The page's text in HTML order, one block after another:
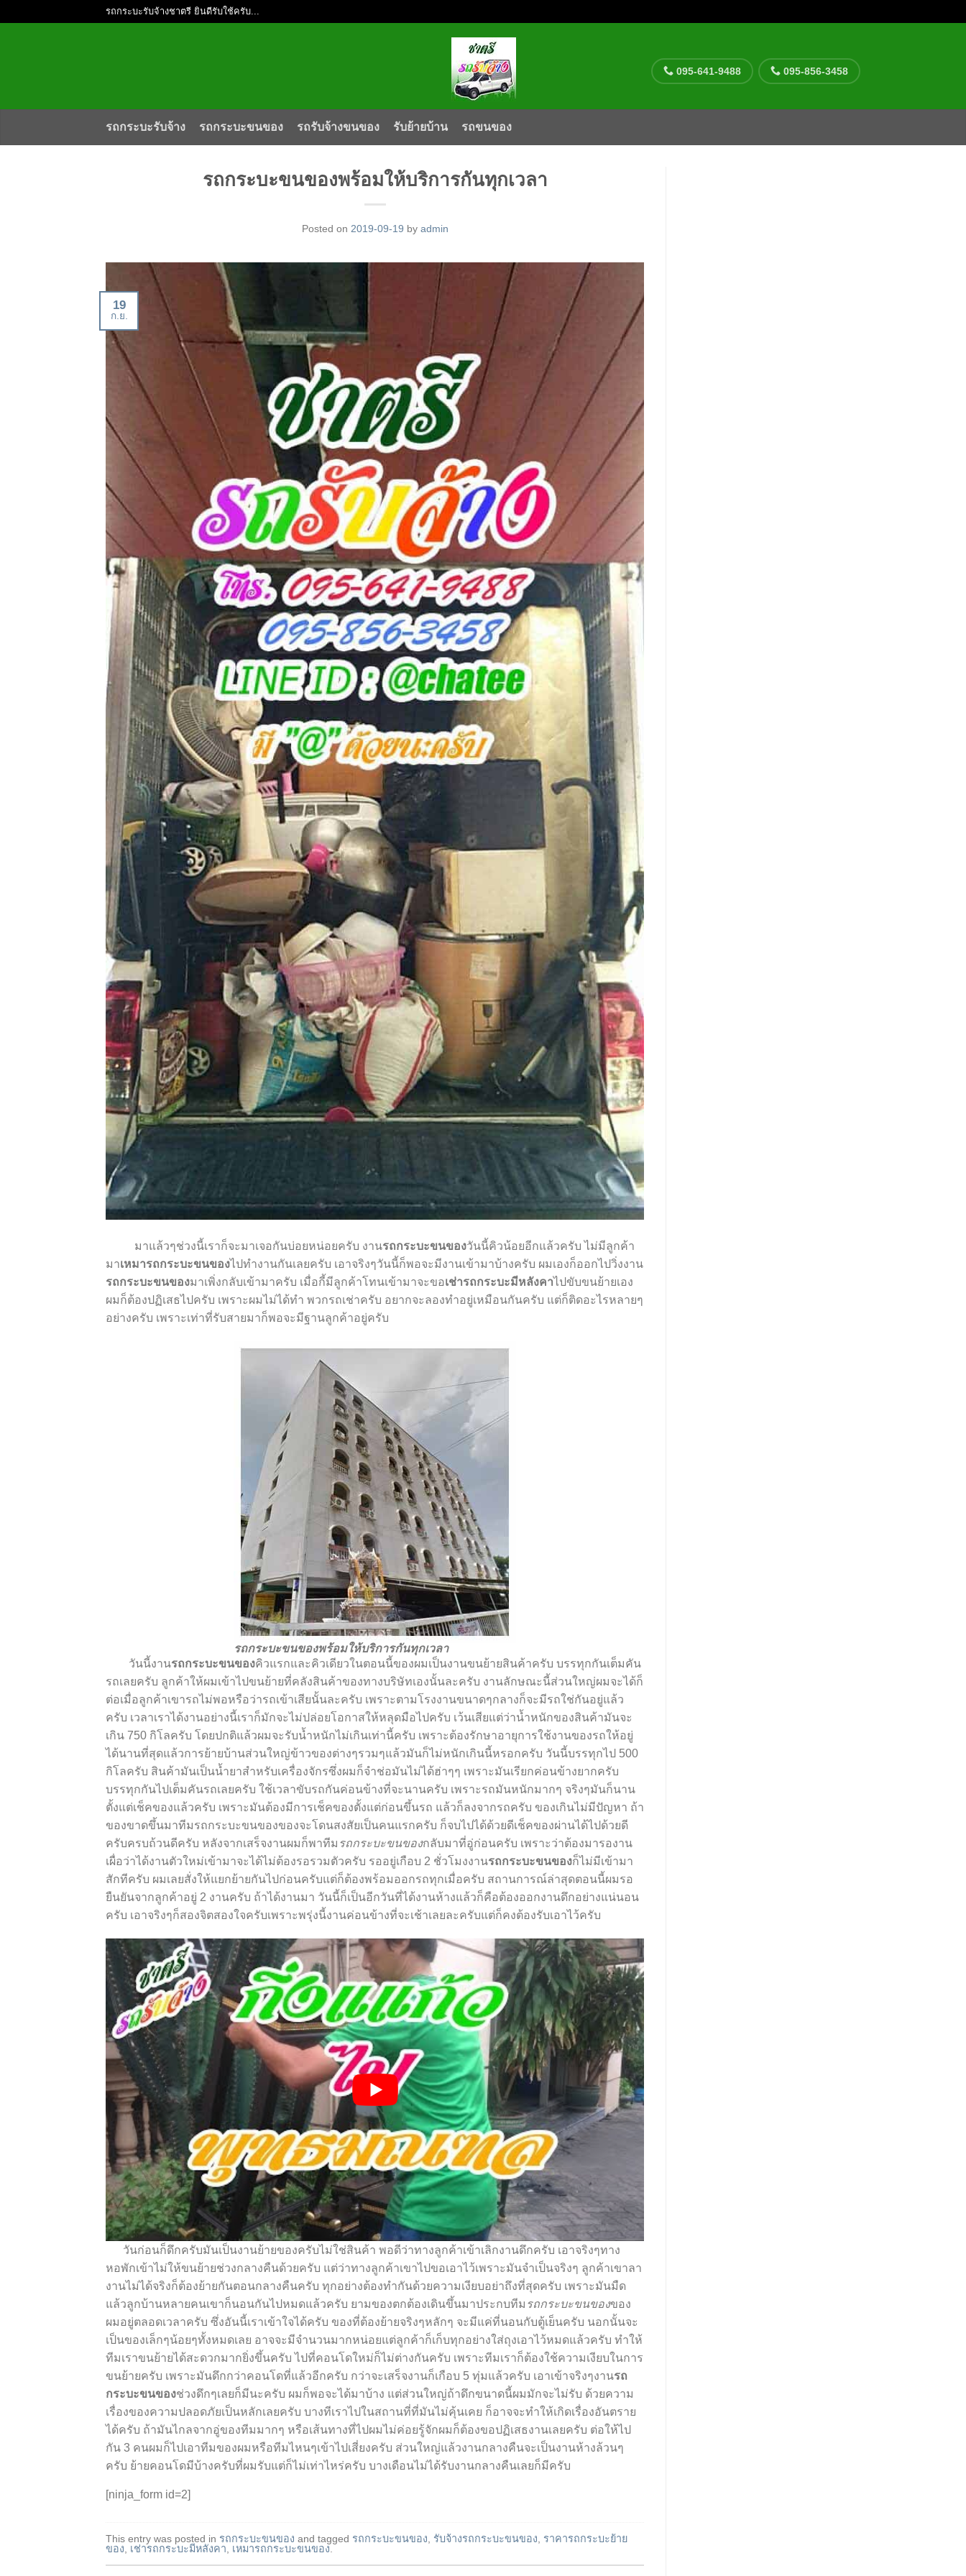
รถกระบะรับจ้างชาตรี ยินดีรับใช้ครับ...
095-641-9488 095-856-3458
รถกระบะรับจ้าง รถกระบะขนของ รถรับจ้างขนของ รับย้ายบ้าน รถขนของ
รถกระบะขนของพร้อมให้บริการกันทุกเวลา
Posted on 2019-09-19 by admin
19
ก.ย.
มาแล้วๆช่วงนี้เราก็จะมาเจอกันบ่อยหน่อยครับ งานรถกระบะขนของวันนี้คิวน้อยอีกแล้วครับ ไม่มีลูกค้า
มาเหมารถกระบะขนของไปทำงานกันเลยครับ เอาจริงๆวันนี้ก็พอจะมีงานเข้ามาบ้างครับ ผมเองก็ออกไปวิ่งงาน
รถกระบะขนของมาเพิ่งกลับเข้ามาครับ เมื่อกี้มีลูกค้าโทนเข้ามาจะขอเช่ารถกระบะมีหลังคาไปขับขนย้ายเอง
ผมก็ต้องปฏิเสธไปครับ เพราะผมไม่ได้ทำ พวกรถเช่าครับ อยากจะลองทำอยู่เหมือนกันครับ แต่ก็ติดอะไรหลายๆ
อย่างครับ เพราะเท่าที่รับสายมาก็พอจะมีฐานลูกค้าอยู่ครับ
รถกระบะขนของพร้อมให้บริการกันทุกเวลา
วันนี้งานรถกระบะขนของคิวแรกและคิวเดียวในตอนนี้ของผมเป็นงานขนย้ายสินค้าครับ บรรทุกกันเต็มคัน
รถเลยครับ ลูกค้าให้ผมเข้าไปขนย้ายที่คลังสินค้าของทางบริษัทเองนั้นละครับ งานลักษณะนี้ส่วนใหญ่ผมจะได้ก็
ต่อเมื่อลูกค้าเขารถไม่พอหรือว่ารถเข้าเสียนั้นละครับ เพราะตามโรงงานขนาดๆกลางก็จะมีรถใช่กันอยู่แล้ว
ครับ เวลาเราได้งานอย่างนี้เราก็มักจะไม่ปล่อยโอกาสให้หลุดมือไปครับ เว้นเสียแต่ว่าน้ำหนักของสินค้ามันจะ
เกิน 750 กิโลครับ โดยปกติแล้วผมจะรับน้ำหนักไม่เกินเท่านี้ครับ เพราะต้องรักษาอายุการใช้งานของรถให้อยู่
ได้นานที่สุดแล้วการย้ายบ้านส่วนใหญ่ข้าวของต่างๆรวมๆแล้วมันก็ไม่หนักเกินนี้หรอกครับ วันนี้บรรทุกไป 500
กิโลครับ สินค้ามันเป็นน้ำยาสำหรับเครื่องจักรซึ่งผมก็จำช่อมันไม่ได้ฮ่าๆๆ เพราะมันเรียกค่อนข้างยากครับ
บรรทุกกันไปเต็มคันรถเลยครับ ใช้เวลาขับรถกันค่อนข้างที่จะนานครับ เพราะรถมันหนักมากๆ จริงๆมันก็นาน
ตั้งแต่เช็คของแล้วครับ เพราะมันต้องมีการเช็คของตั้งแต่ก่อนขึ้นรถ แล้วก็ลงจากรถครับ ของเกินไม่มีปัญหา ถ้า
ของขาดขึ้นมาทีมรถกระบะขนของของจะโดนสงสัยเป็นคนแรกครับ ก็จบไปได้ด้วยดีเช็คของผ่านได้ไปด้วยดี
ครับครบถ้วนดีครับ หลังจากเสร็จงานผมก็พาทีม รถกระบะขนของกลับมาที่อู่ก่อนครับ เพราะว่าต้องมารองาน
เผื่อว่าได้งานตัวใหม่เข้ามาจะได้ไม่ต้องรอรวมตัวครับ รออยู่เกือบ 2 ชั่วโมงงานรถกระบะขนของก็ไม่มีเข้ามา
สักทีครับ ผมเลยสั่งให้แยกย้ายกันไปก่อนครับแต่ก็ต้องพร้อมออกรถทุกเมื่อครับ สถานการณ์ล่าสุดตอนนี้ผมรอ
ยืนยันจากลูกค้าอยู่ 2 งานครับ ถ้าได้งานมา วันนี้ก็เป็นอีกวันที่ได้งานห้างแล้วก็คือต้องออกงานดึกอย่างแน่นอน
ครับ เอาจริงๆก็สองจิตสองใจครับเพราะพรุ่งนี้งานค่อนข้างที่จะเช้าเลยละครับแต่ก็คงต้องรับเอาไว้ครับ
วันก่อนก็ดึกครับมันเป็นงานย้ายของครับไม่ใช่สินค้า พอดีว่าทางลูกค้าเข้าเลิกงานดึกครับ เอาจริงๆทาง
หอพักเข้าไม่ให้ขนย้ายช่วงกลางคืนด้วยครับ แต่ว่าทางลูกค้าเขาไปขอเอาไว้เพราะมันจำเป็นจริงๆ ลูกค้าเขาลา
งานไม่ได้จริงก็ต้องย้ายกันตอนกลางคืนครับ ทุกอย่างต้องทำกันด้วยความเงียบอย่าถึงที่สุดครับ เพราะมันมืด
แล้วลูกบ้านหลายคนเขาก็นอนกันไปหมดแล้วครับ ยามของตกต้องเดินขึ้นมาประกบทีม รถกระบะขนของของ
ผมอยู่ตลอดเวลาครับ ซึ่งอันนี้เราเข้าใจได้ครับ ของที่ต้องย้ายจริงๆหลักๆ จะมีแค่ที่นอนกับตู้เย็นครับ นอกนั้นจะ
เป็นของเล็กๆน้อยๆทั้งหมดเลย อาจจะมีจำนวนมากหน่อยแต่ลูกค้าก็เก็บทุกอย่างใส่ถุงเอาไว้หมดแล้วครับ ทำให้
ทีมเราขนย้ายได้สะดวกมากยิ่งขึ้นครับ ไปที่คอนโดใหม่ก็ไม่ต่างกันครับ เพราะทีมเราก็ต้องใช้ความเงียบในการ
ขนย้ายครับ เพราะมันดึกกว่าคอนโดที่แล้วอีกครับ กว่าจะเสร็จงานก็เกือบ 5 ทุ่มแล้วครับ เอาเข้าจริงๆงานรถ
กระบะขนของช่วงดึกๆเลยก็มีนะครับ ผมก็พอจะได้มาบ้าง แต่ส่วนใหญ่ถ้าดึกขนาดนี้ผมมักจะไม่รับ ด้วยความ
เรื่องของความปลอดภัยเป็นหลักเลยครับ บางทีเราไปในสถานที่ที่มันไม่คุ้นเคย ก็อาจจะทำให้เกิดเรื่องอันตราย
ได้ครับ ถ้ามันไกลจากอู่ของทีมมากๆ หรือเส้นทางที่ไปผมไม่ค่อยรู้จักผมก็ต้องขอปฏิเสธงานเลยครับ ต่อให้ไป
กัน 3 คนผมก็ไปเอาทีมของผมหรือทีมไหนๆเข้าไปเสี่ยงครับ ส่วนใหญ่แล้วงานกลางคืนจะเป็นงานห้างล้วนๆ
ครับ ย้ายคอนโดมีบ้างครับที่ผมรับแต่ก็ไม่เท่าไหร่ครับ บางเดือนไม่ได้รับงานกลางคืนเลยก็มีครับ
[ninja_form id=2]
This entry was posted in รถกระบะขนของ and tagged รถกระบะขนของ รับจ้างรถกระบะขนของ
ราคารถกระบะย้าย
ของ
เช่ารถกระบะมีหลังคา เหมารถกระบะขนของ